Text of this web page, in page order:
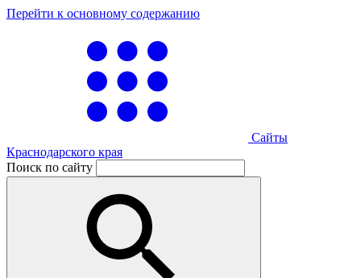
Перейти к основному содержанию
Сайты
Краснодарского края
Поиск по сайту